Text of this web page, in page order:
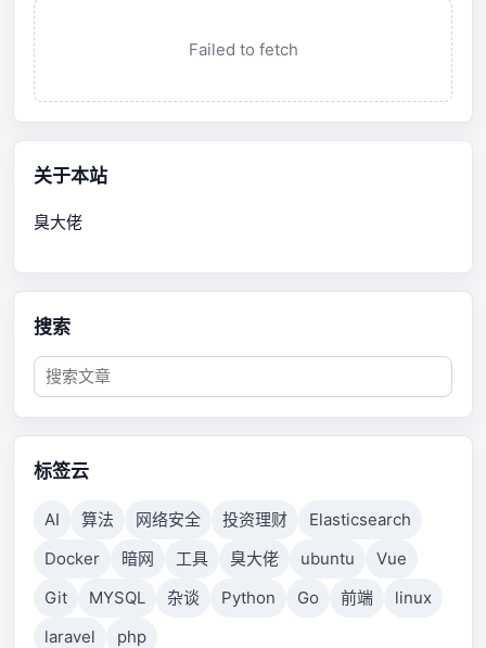
Failed to fetch
关于本站
臭大佬
搜索
标签云
AI 算法 网络安全 投资理财
Elasticsearch
Docker
暗网 工具 臭大佬 ubuntu
Vue
Git
MYSQL 杂谈 Python Go 前端
linux
laravel
php